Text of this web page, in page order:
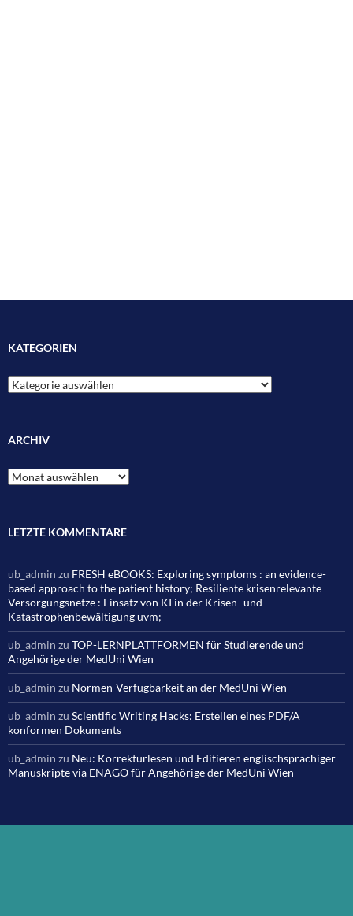
KATEGORIEN
Kategorien
ARCHIV
Archiv
LETZTE KOMMENTARE
ub_admin zu FRESH eBOOKS: Exploring symptoms : an evidence-
based approach to the patient history; Resiliente krisenrelevante
Versorgungsnetze : Einsatz von KI in der Krisen- und
Katastrophenbewältigung uvm;
ub_admin zu TOP-LERNPLATTFORMEN für Studierende und
Angehörige der MedUni Wien
ub_admin zu Normen-Verfügbarkeit an der MedUni Wien
ub_admin zu Scientific Writing Hacks: Erstellen eines PDF/A
konformen Dokuments
ub_admin zu Neu: Korrekturlesen und Editieren englischsprachiger
Manuskripte via ENAGO für Angehörige der MedUni Wien